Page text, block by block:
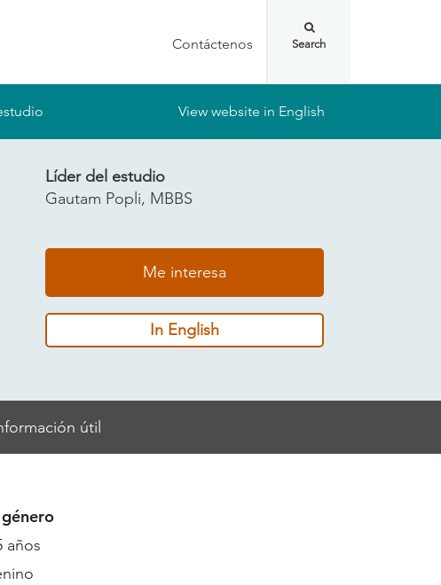
Contáctenos
View website in English
Líder del estudio
Gautam Popli, MBBS
Me interesa
In English
útil
años